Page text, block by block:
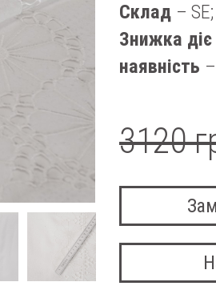
Склад – SE;
Знижка діє
наявність –
3120